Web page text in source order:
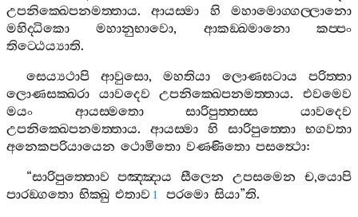
උපනික‍්ඛෙපනමත‍්තාය.ආයස‍්මා හි
මහාමොග‍්ගල‍්ලානො
මහිද‍්ධිකො
මහානුභාවො, ආකඞ‍්ඛමානො
කප‍්පං
තිට‍්ඨෙය්‍යාති.
සෙය්‍යථාපි
ආවුසො,මහතියා ලොණඝටාය
පරිත‍්තා
ලොණසක‍්ඛරා
යාවදෙව උපනික‍්ඛෙපනමත‍්තාය.එවමෙව
මයං
ආයස‍්මතො සාරිපුත‍්තස‍්ස
යාවදෙව
උපනික‍්ඛෙපනමත‍්තාය. ආයස‍්මා හි සාරිපුත‍්තො
භගවතා
අනෙකපරියායෙන ථොමිතො වණ‍්ණිතො පසත්‍ථො:
“සාරිපුත‍්තොව පඤ‍්ඤාය සීලෙන උපසමෙන ච,යොපි
පාරඞ‍්ගතො භික‍්ඛු එතාව 1 පරමො සියා”ති.